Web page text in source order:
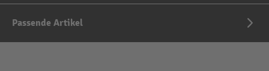
Passende Artikel